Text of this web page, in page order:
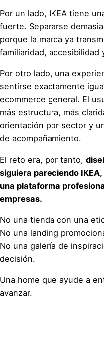
Por un lado, IKEA tiene
fuerte. Separarse
porque la marca ya
familiaridad, accesibilidad
Por otro lado, una
sentirse exactamente
ecommerce general. El
más estructura, más
orientación por sector y
de acompañamiento.
El reto era, por tanto,
siguiera pareciendo
una plataforma
empresas.
No una tienda con una
No una landing
No una galería de
decisión.
Una home que ayude a
avanzar.